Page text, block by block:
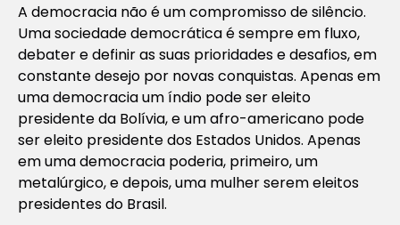
A democracia não é um compromisso de silêncio.
Uma sociedade democrática é sempre em fluxo,
debater e definir as suas prioridades e desafios, em
constante desejo por novas conquistas. Apenas em
uma democracia um índio pode ser eleito
presidente da Bolívia, e um afro-americano pode
ser eleito presidente dos Estados Unidos. Apenas
em uma democracia poderia, primeiro, um
metalúrgico, e depois, uma mulher serem eleitos
presidentes do Brasil.